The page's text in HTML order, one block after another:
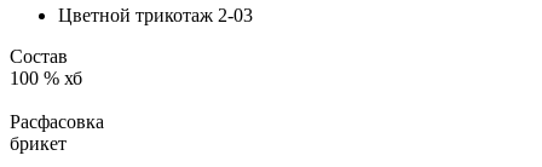
Цветной трикотаж 2-03
Состав
100 % хб
Расфасовка
брикет